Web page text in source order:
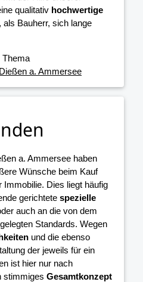
qualitativ hochwertige
als Bauherr, sich lange
Thema
a. Ammersee
a. Ammersee haben
Wünsche beim Kauf
Immobilie. Dies liegt häufig
gerichtete spezielle
auch an die von dem
Standards. Wegen
und die ebenso
der jeweils für ein
ist hier nur nach
stimmiges Gesamtkonzept